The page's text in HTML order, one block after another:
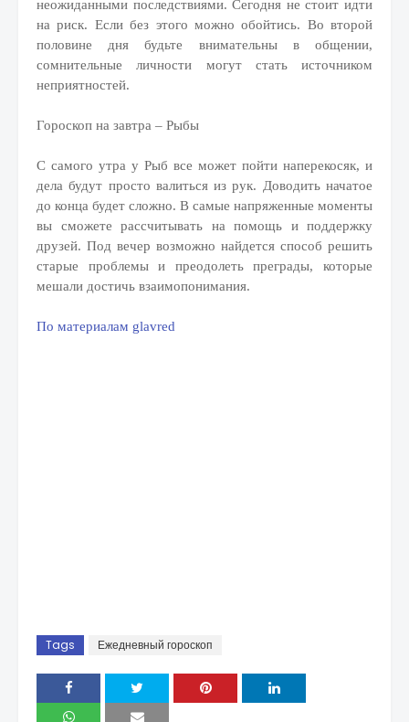
неожиданными последствиями. Сегодня не стоит идти
на риск. Если без этого можно обойтись. Во второй
половине дня будьте внимательны в общении,
сомнительные личности могут стать источником
неприятностей.
Гороскоп на завтра – Рыбы
С самого утра у Рыб все может пойти наперекосяк, и
дела будут просто валиться из рук. Доводить начатое
до конца будет сложно. В самые напряженные моменты
вы сможете рассчитывать на помощь и поддержку
друзей. Под вечер возможно найдется способ решить
старые проблемы и преодолеть преграды, которые
мешали достичь взаимопонимания.
По материалам glavred
Tags Ежедневный гороскоп